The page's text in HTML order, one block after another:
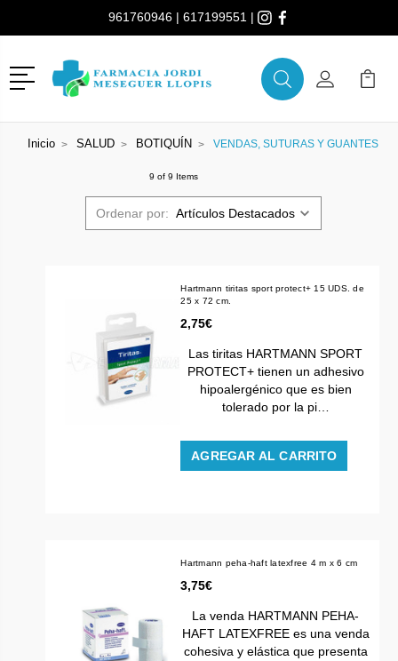
961760946 | 617199551 |
Menú
BuscarMi Cuenta
Mi
Inicio SALUD BOTIQUÍN VENDAS, SUTURAS Y GUANTES
9 of 9 Items
Ordenar por:
Hartmann tiritas sport protect+ 15 UDS. de
25 x 72 cm.
2,75€
Las tiritas HARTMANN SPORT
PROTECT+ tienen un adhesivo
hipoalergénico que es bien
tolerado por la pi…
AGREGAR AL CARRITO
Hartmann peha-haft latexfree 4 m x 6 cm
3,75€
La venda HARTMANN PEHA-
HAFT LATEXFREE es una venda
cohesiva y elástica que presenta